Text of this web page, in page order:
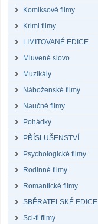
Komiksové filmy
Krimi filmy
LIMITOVANÉ EDICE
Mluvené slovo
Muzikály
Náboženské filmy
Naučné filmy
Pohádky
PŘÍSLUŠENSTVÍ
Psychologické filmy
Rodinné filmy
Romantické filmy
SBĚRATELSKÉ EDICE
Sci-fi filmy